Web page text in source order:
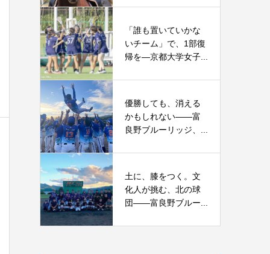
「誰も置いていかな
いチーム」で、1部復
帰を―京都大学女子...
優勝しても、消える
かもしれない――富
良野ブルーリッジ、...
土に、膝をつく。文
化人が挑む、北の球
団――富良野ブルー...